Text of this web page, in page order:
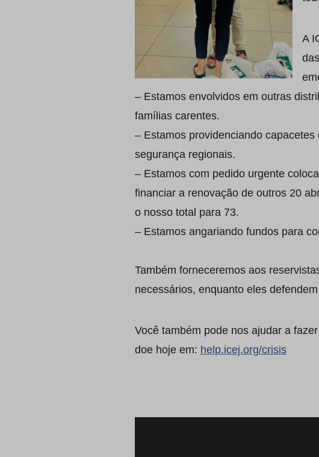
A
– Estamos envolvidos em outras
famílias carentes.
– Estamos providenciando
segurança regionais.
– Estamos com pedido urgente
financiar a renovação de outros 20
o nosso total para 73.
– Estamos angariando fundos para
Também forneceremos aos
necessários, enquanto eles
Você também pode nos ajudar a
doe hoje em: help.icej.org/crisis